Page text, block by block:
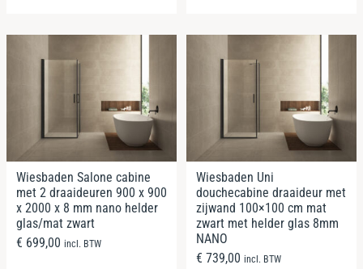
Wiesbaden Salone cabine
met 2 draaideuren 900 x 900
x 2000 x 8 mm nano helder
glas/mat zwart
€ 699,00 incl. BTW
Wiesbaden Uni
douchecabine draaideur met
zijwand 100×100 cm mat
zwart met helder glas 8mm
NANO
€ 739,00 incl. BTW